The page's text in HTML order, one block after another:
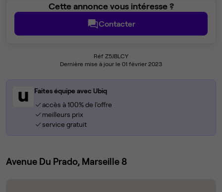
Cette annonce vous intéresse ?
Contacter
Réf Z5JBLCY
Dernière mise à jour le 01 février 2023
Faites équipe avec Ubiq
accès à 100% de l'offre
meilleurs prix
service gratuit
Avenue Du Prado, Marseille 8